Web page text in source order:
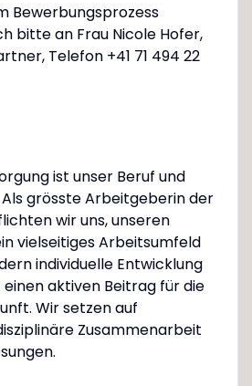
Bewerbungsprozess
bitte an Frau Nicole Hofer,
Telefon +41 71 494 22
ist unser Beruf und
grösste Arbeitgeberin der
wir uns, unseren
vielseitiges Arbeitsumfeld
individuelle Entwicklung
aktiven Beitrag für die
Wir setzen auf
Zusammenarbeit